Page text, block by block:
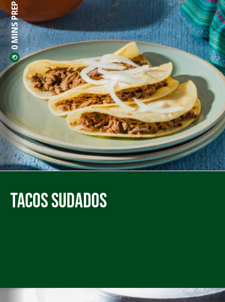
0 MINS PREP
Tacos Sudados